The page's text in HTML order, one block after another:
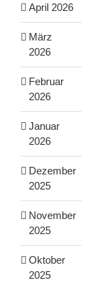
April 2026
März
2026
Februar
2026
Januar
2026
Dezember
2025
November
2025
Oktober
2025